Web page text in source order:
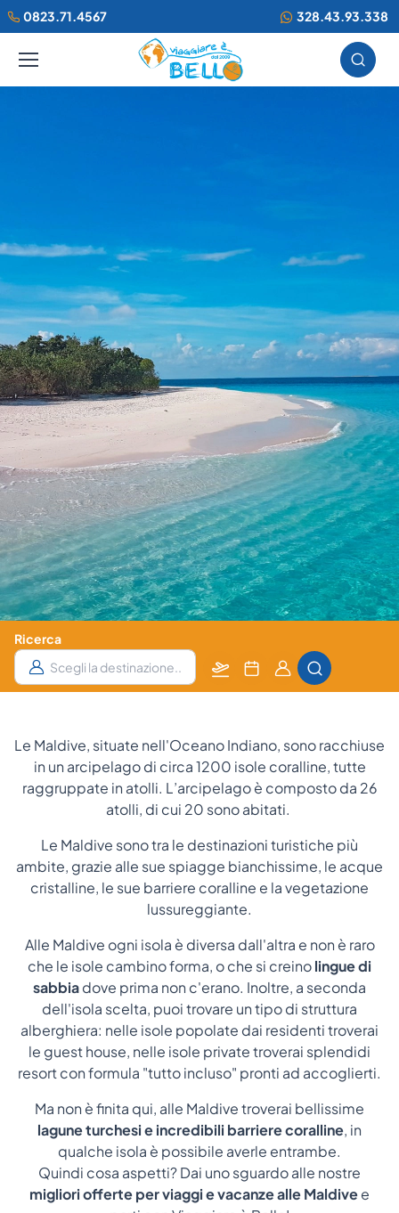
0823.71.4567 328.43.93.338
Ricerca
Partenza
da
Data
notti
Camere
e Ospiti
Le Maldive, situate nell'Oceano Indiano, sono racchiuse
in un arcipelago di circa 1200 isole coralline, tutte
raggruppate in atolli. L’arcipelago è composto da 26
atolli, di cui 20 sono abitati.
Le Maldive sono tra le destinazioni turistiche più
ambite, grazie alle sue spiagge bianchissime, le acque
cristalline, le sue barriere coralline e la vegetazione
lussureggiante.
Alle Maldive ogni isola è diversa dall'altra e non è raro
che le isole cambino forma, o che si creinolingue di
sabbiadove prima non c'erano. Inoltre, a seconda
dell'isola scelta, puoi trovare un tipo di struttura
alberghiera: nelle isole popolate dai residenti troverai
le guest house, nelle isole private troverai splendidi
resort con formula "tutto incluso" pronti ad accoglierti.
Ma non è finita qui, alle Maldive troverai bellissime
lagune turchesie incredibili barriere coralline, in
qualche isola è possibile averle entrambe.
Quindi cosa aspetti? Dai uno sguardo alle nostre
migliori offerte per viaggi e vacanze alle Maldivee